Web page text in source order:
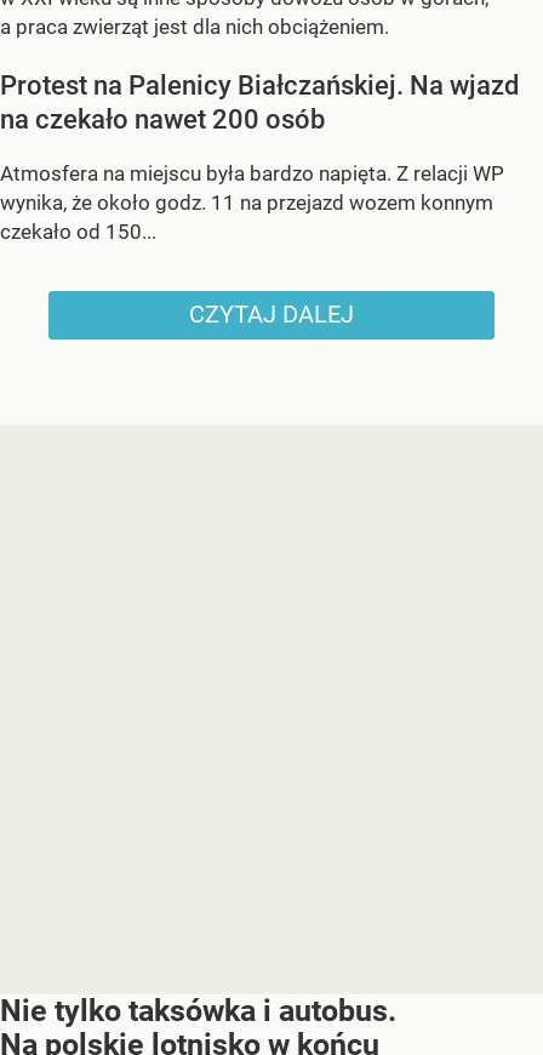
a praca zwierząt jest dla nich obciążeniem.
Protest na Palenicy Białczańskiej. Na wjazd
na czekało nawet 200 osób
Atmosfera na miejscu była bardzo napięta. Z relacji WP
wynika, że około godz. 11 na przejazd wozem konnym
czekało od 150...
CZYTAJ DALEJ
Nie tylko taksówka i autobus.
Na polskie lotnisko w końcu